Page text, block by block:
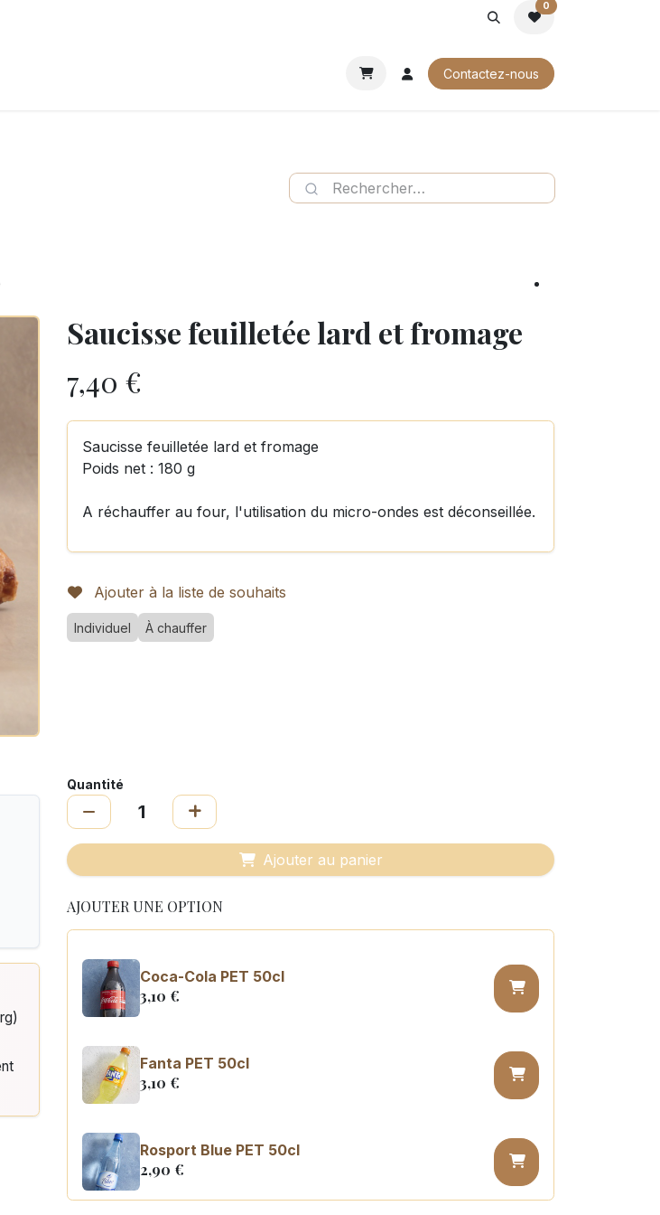
0
Contactez-nous
Saucisse feuilletée lard et fromage
7,40 €
Saucisse feuilletée lard et fromage
Poids net : 180 g
A réchauffer au four, l'utilisation du micro-ondes est déconseillée.
Ajouter à la liste de souhaits
Individuel À chauffer
Quantité
Ajouter au panier
AJOUTER UNE OPTION
Coca-Cola PET 50cl
3,10 €
Fanta PET 50cl
3,10 €
Rosport Blue PET 50cl
2,90 €